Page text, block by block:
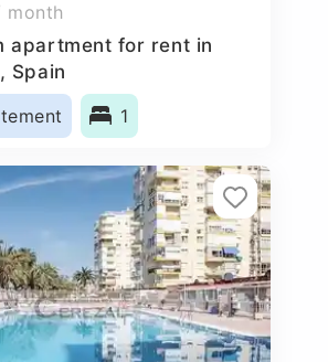
month
apartment for rent in
Spain
1